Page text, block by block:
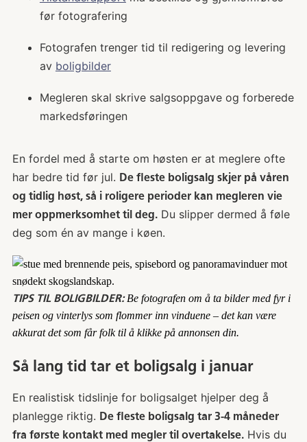
før fotografering
Fotografen trenger tid til redigering og levering
av boligbilder
Megleren skal skrive salgsoppgave og forberede
markedsføringen
En fordel med å starte om høsten er at meglere ofte
har bedre tid før jul. De fleste boligsalg skjer på våren
og tidlig høst, så i roligere perioder kan megleren vie
mer oppmerksomhet til deg.Du slipper dermed å føle
deg som én av mange i køen.
TIPS TIL BOLIGBILDER:Be fotografen om å ta bilder med fyr i
peisen og vinterlys som flommer inn vinduene – det kan være
akkurat det som får folk til å klikke på annonsen din.
Så lang tid tar et boligsalg i januar
En realistisk tidslinje for boligsalget hjelper deg å
planlegge riktig. De fleste boligsalg tar 3-4 måneder
fra første kontakt med megler til overtakelse.Hvis du